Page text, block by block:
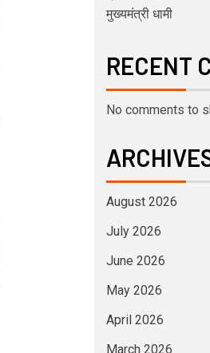
मुख्यमंत्री धामी
RECENT
No comments to
August 2026
July 2026
June 2026
May 2026
April 2026
March 2026